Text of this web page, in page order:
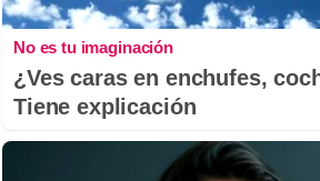
No es tu imaginación
¿Ves caras en enchufes,
Tiene explicación